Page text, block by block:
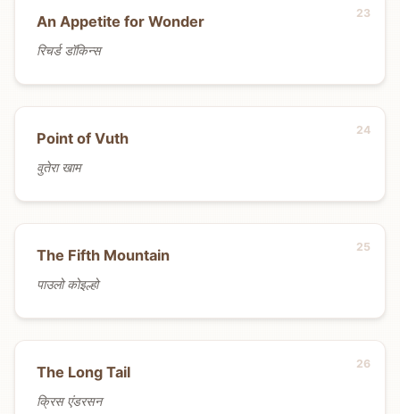
An Appetite for Wonder
रिचर्ड डॉकिन्स
Point of Vuth
वुतेरा खाम
The Fifth Mountain
पाउलो कोइल्हो
The Long Tail
क्रिस एंडरसन